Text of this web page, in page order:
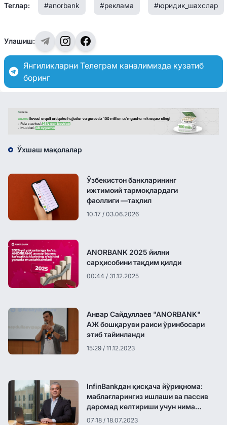
Теглар: #anorbank #реклама #юридик_шахслар
Улашиш:
Янгиликларни Телеграм каналимизда кузатиб
боринг
Ўхшаш мақолалар
Ўзбекистон банкларининг
ижтимоий тармоқлардаги
фаоллиги —таҳлил
10:17 / 03.06.2026
ANORBANK 2025 йилни
сарҳисобини тақдим қилди
00:44 / 31.12.2025
Анвар Сайдуллаев "ANORBANK"
АЖ бошқаруви раиси ўринбосари
этиб тайинланди
15:29 / 11.12.2023
InfinBankдан қисқача йўриқнома:
маблағларингиз ишлаши ва пассив
даромад келтириши учун нима
қилиш керак?
07:18 / 18.07.2023